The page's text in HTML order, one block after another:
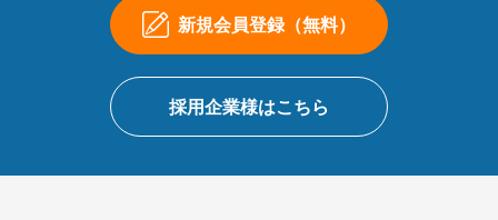
新規会員登録（無料）
採用企業様はこちら